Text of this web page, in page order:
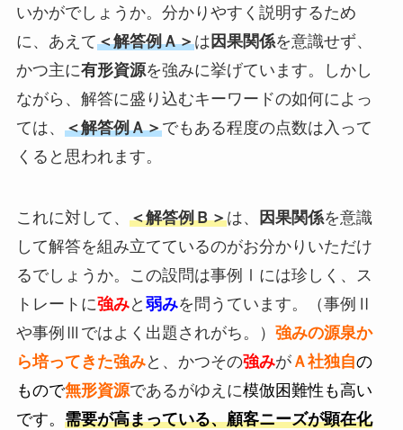
いかがでしょうか。分かりやすく説明するため
に、あえて＜解答例Ａ＞は 因果関係を意識せず、
かつ主に有形資源を強みに挙げています。しかし
ながら、解答に盛り込むキーワードの如何によっ
ては、 ＜解答例Ａ＞でもある程度の点数は入って
くると思われます。
これに対して、 ＜解答例Ｂ＞は、 因果関係を意識
して解答を組み立てているのがお分かりいただけ
るでしょうか。この設問は事例Ⅰには珍しく、ス
トレートに強みと 弱みを問うています。（事例Ⅱ
や事例Ⅲではよく出題されがち。） 強みの源泉か
ら培ってきた強みと、かつその強みがＡ社独自の
もので無形資源であるがゆえに模倣困難性も高い
です。 需要が高まっている、顧客ニーズが顕在化